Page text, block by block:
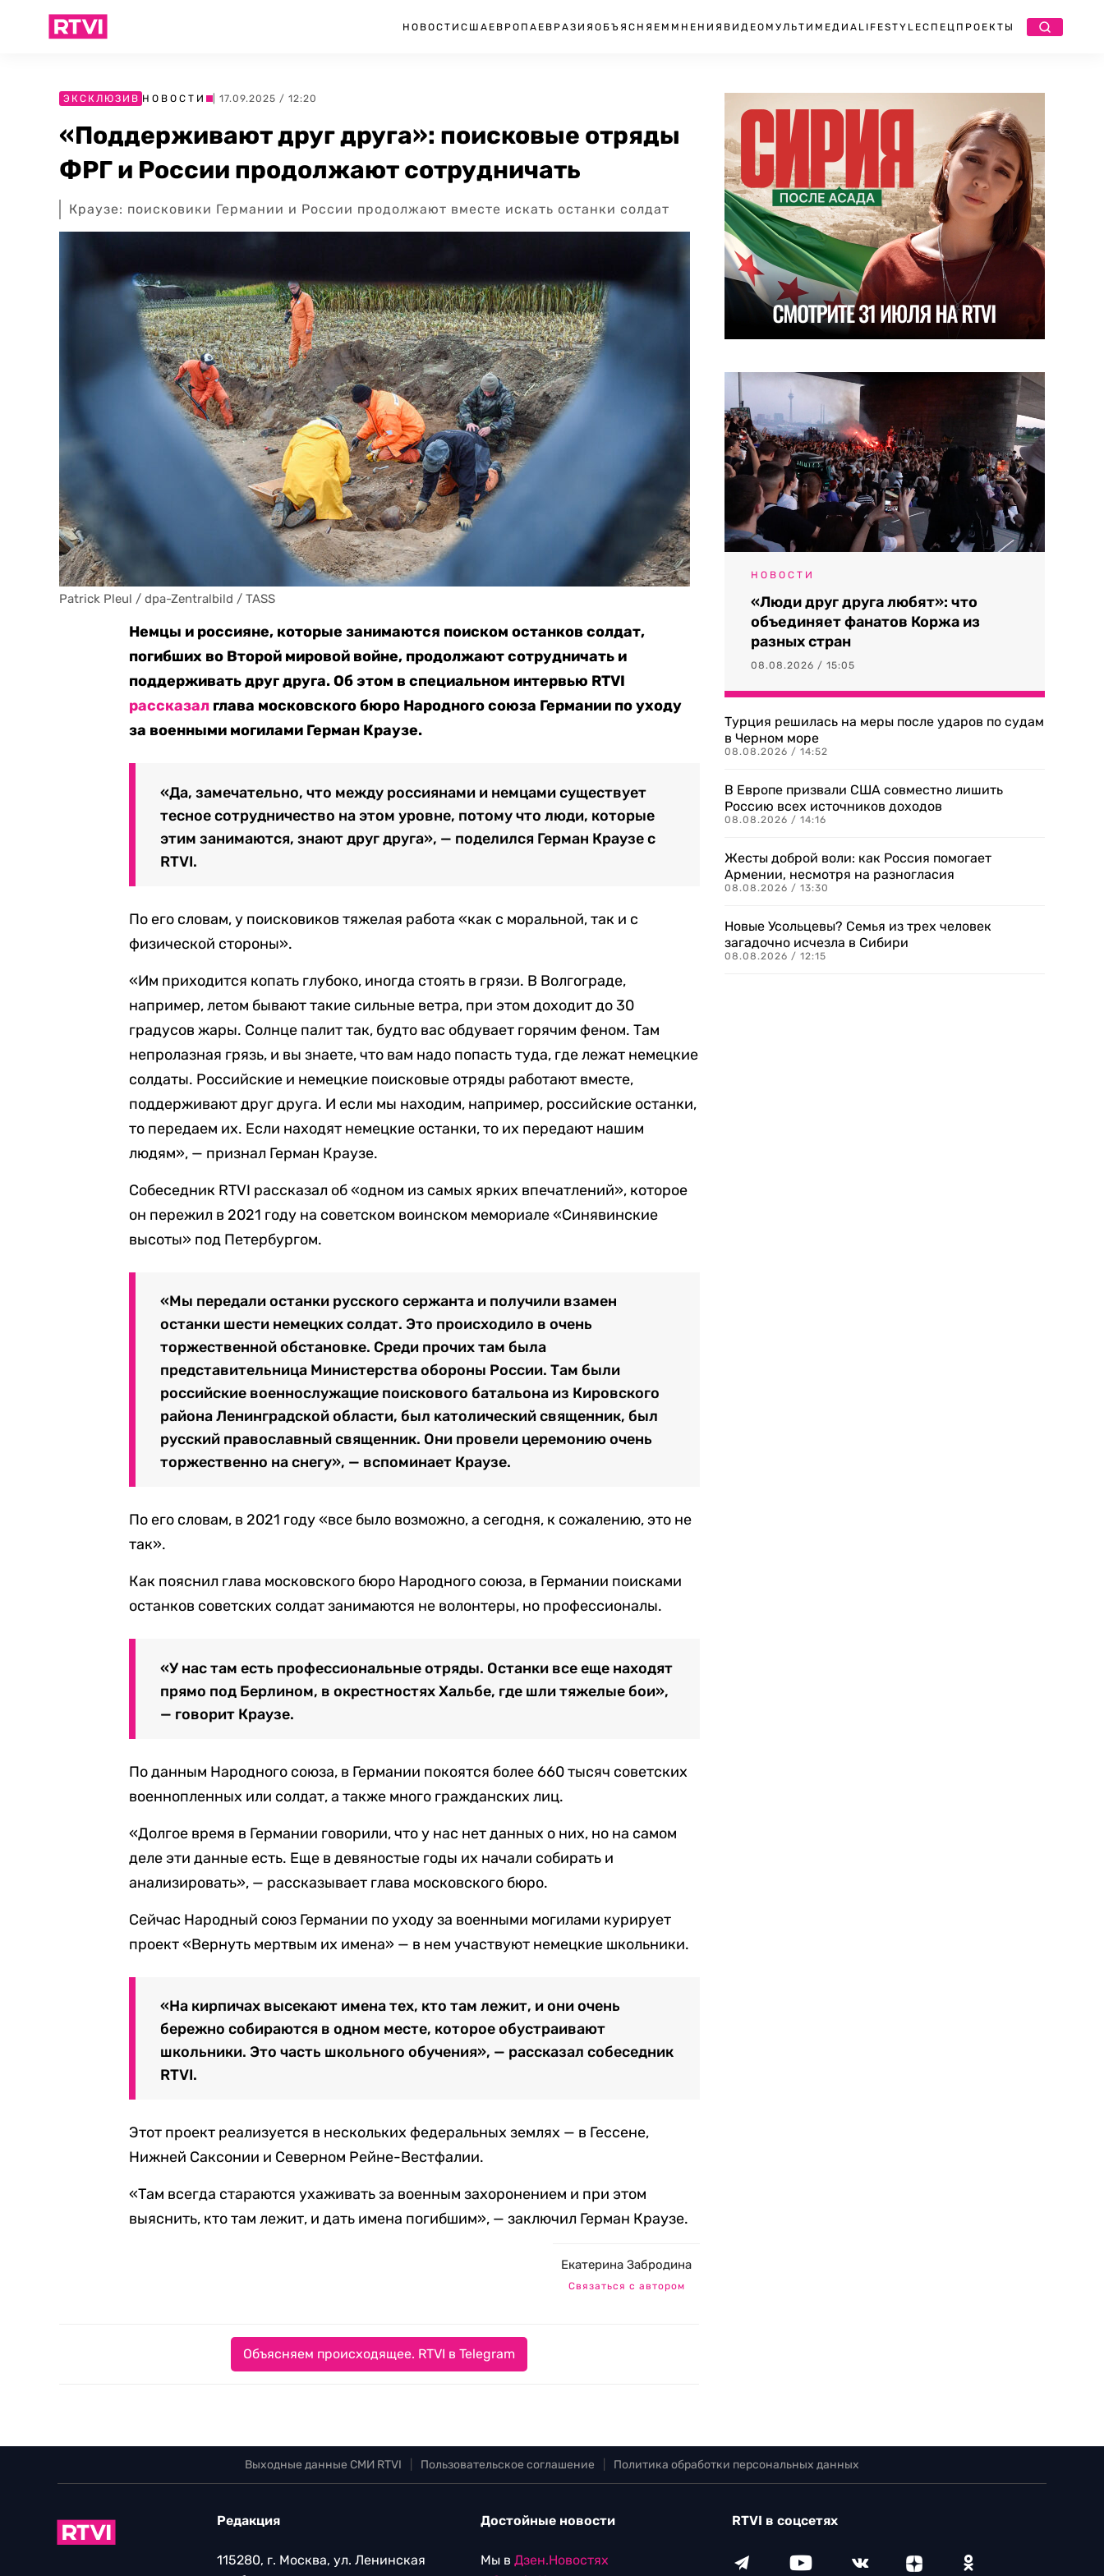
НОВОСТИ США ЕВРОПА ЕВРАЗИЯ ОБЪЯСНЯЕМ МНЕНИЯ ВИДЕО МУЛЬТИМЕДИА LIFESTYLEСПЕЦПРОЕКТЫ
ЭКСКЛЮЗИВ НОВОСТИ | 17.09.2025 / 12:20
«Поддерживают друг друга»: поисковые отряды
ФРГ и России продолжают сотрудничать
Краузе: поисковики Германии и России продолжают вместе искать останки солдат
Patrick Pleul / dpa-Zentralbild / TASS
Немцы и россияне, которые занимаются поиском останков солдат,
погибших во Второй мировой войне, продолжают сотрудничать и
поддерживать друг друга. Об этом в специальном интервью RTVI
рассказал глава московского бюро Народного союза Германии по уходу
за военными могилами Герман Краузе.
«Да, замечательно, что между россиянами и немцами существует
тесное сотрудничество на этом уровне, потому что люди, которые
этим занимаются, знают друг друга», — поделился Герман Краузе с
RTVI.
По его словам, у поисковиков тяжелая работа «как с моральной, так и с
физической стороны».
«Им приходится копать глубоко, иногда стоять в грязи. В Волгограде,
например, летом бывают такие сильные ветра, при этом доходит до 30
градусов жары. Солнце палит так, будто вас обдувает горячим феном. Там
непролазная грязь, и вы знаете, что вам надо попасть туда, где лежат немецкие
солдаты. Российские и немецкие поисковые отряды работают вместе,
поддерживают друг друга. И если мы находим, например, российские останки,
то передаем их. Если находят немецкие останки, то их передают нашим
людям», — признал Герман Краузе.
Собеседник RTVI рассказал об «одном из самых ярких впечатлений», которое
он пережил в 2021 году на советском воинском мемориале «Синявинские
высоты» под Петербургом.
«Мы передали останки русского сержанта и получили взамен
останки шести немецких солдат. Это происходило в очень
торжественной обстановке. Среди прочих там была
представительница Министерства обороны России. Там были
российские военнослужащие поискового батальона из Кировского
района Ленинградской области, был католический священник, был
русский православный священник. Они провели церемонию очень
торжественно на снегу», — вспоминает Краузе.
По его словам, в 2021 году «все было возможно, а сегодня, к сожалению, это не
так».
Как пояснил глава московского бюро Народного союза, в Германии поисками
останков советских солдат занимаются не волонтеры, но профессионалы.
«У нас там есть профессиональные отряды. Останки все еще находят
прямо под Берлином, в окрестностях Хальбе, где шли тяжелые бои»,
— говорит Краузе.
По данным Народного союза, в Германии покоятся более 660 тысяч советских
военнопленных или солдат, а также много гражданских лиц.
«Долгое время в Германии говорили, что у нас нет данных о них, но на самом
деле эти данные есть. Еще в девяностые годы их начали собирать и
анализировать», — рассказывает глава московского бюро.
Сейчас Народный союз Германии по уходу за военными могилами курирует
проект «Вернуть мертвым их имена» — в нем участвуют немецкие школьники.
«На кирпичах высекают имена тех, кто там лежит, и они очень
бережно собираются в одном месте, которое обустраивают
школьники. Это часть школьного обучения», — рассказал собеседник
RTVI.
Этот проект реализуется в нескольких федеральных землях — в Гессене,
Нижней Саксонии и Северном Рейне-Вестфалии.
«Там всегда стараются ухаживать за военным захоронением и при этом
выяснить, кто там лежит, и дать имена погибшим», — заключил Герман Краузе.
Екатерина Забродина
Связаться с автором
Объясняем происходящее. RTVI в Telegram
НОВОСТИ
«Люди друг друга любят»: что
объединяет фанатов Коржа из
разных стран
08.08.2026 / 15:05
Турция решилась на меры после ударов по судам
в Черном море
08.08.2026 / 14:52
В Европе призвали США совместно лишить
Россию всех источников доходов
08.08.2026 / 14:16
Жесты доброй воли: как Россия помогает
Армении, несмотря на разногласия
08.08.2026 / 13:30
Новые Усольцевы? Семья из трех человек
загадочно исчезла в Сибири
08.08.2026 / 12:15
Выходные данные СМИ RTVI Пользовательское соглашение Политика обработки персональных данных
Редакция
115280, г. Москва, ул. Ленинская
Достойные новости
Мы в Дзен.Новостях
RTVI в соцсетях